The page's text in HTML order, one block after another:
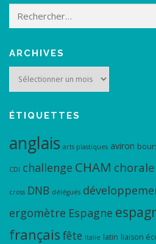
Rechercher :
ARCHIVES
ÉTIQUETTES
anglais arts plastiques aviron
CDI challenge CHAM chorale
cross DNB délégués
ergomètre Espagne
français fête Italie latin liaison